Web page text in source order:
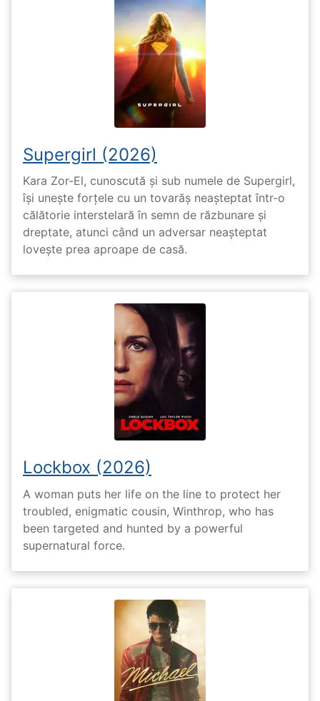
Supergirl (2026)
Kara Zor-El, cunoscută și sub numele de Supergirl,
își unește forțele cu un tovarăș neașteptat într-o
călătorie interstelară în semn de răzbunare și
dreptate, atunci când un adversar neașteptat
lovește prea aproape de casă.
Lockbox (2026)
A woman puts her life on the line to protect her
troubled, enigmatic cousin, Winthrop, who has
been targeted and hunted by a powerful
supernatural force.